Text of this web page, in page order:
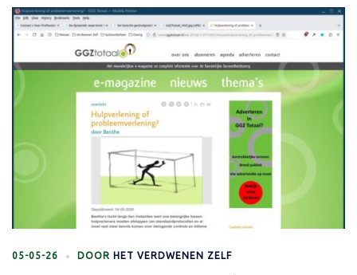
05-05-26 DOOR HET VERDWENEN ZELF